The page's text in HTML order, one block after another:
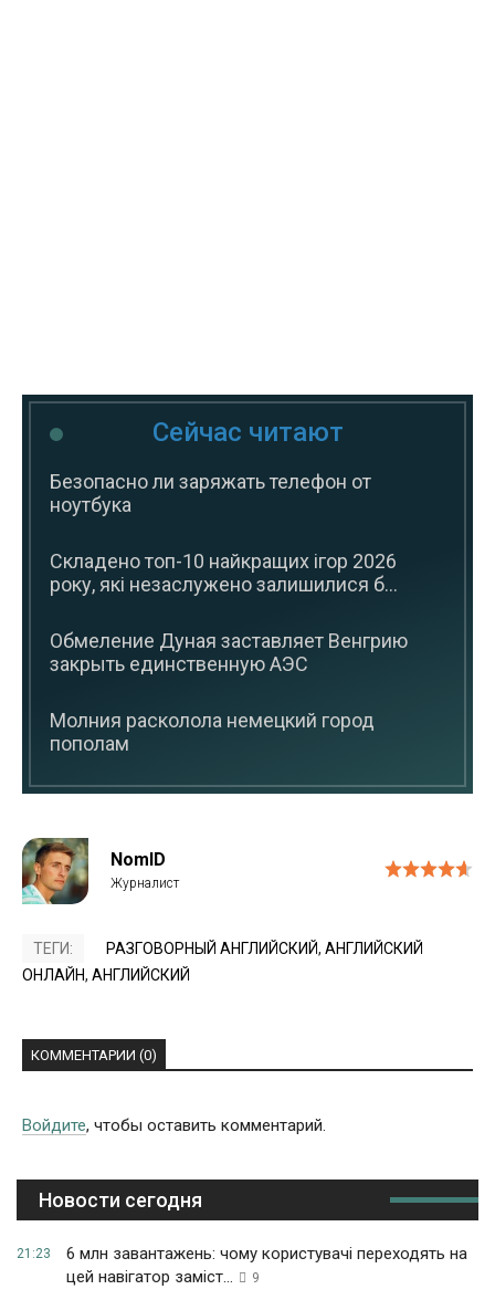
Сейчас читают
Безопасно ли заряжать телефон от
ноутбука
Складено топ-10 найкращих ігор 2026
року, які незаслужено залишилися б...
Обмеление Дуная заставляет Венгрию
закрыть единственную АЭС
Молния расколола немецкий город
пополам
NomID
ТЕГИ: РАЗГОВОРНЫЙ АНГЛИЙСКИЙ, АНГЛИЙСКИЙ
ОНЛАЙН, АНГЛИЙСКИЙ
КОММЕНТАРИИ (0)
Войдите, чтобы оставить комментарий.
Новости сегодня
21:23
6 млн завантажень: чому користувачі переходять на
цей навігатор заміст...
9